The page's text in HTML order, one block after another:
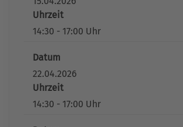
Uhrzeit
14:30 - 17:00 Uhr
Datum
22.04.2026
Uhrzeit
14:30 - 17:00 Uhr